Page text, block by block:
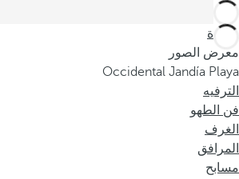
العودة
معرض الصور
Occidental Jandía Playa
الترفيه
فن الطهو
الغرف
المرافق
مسابح